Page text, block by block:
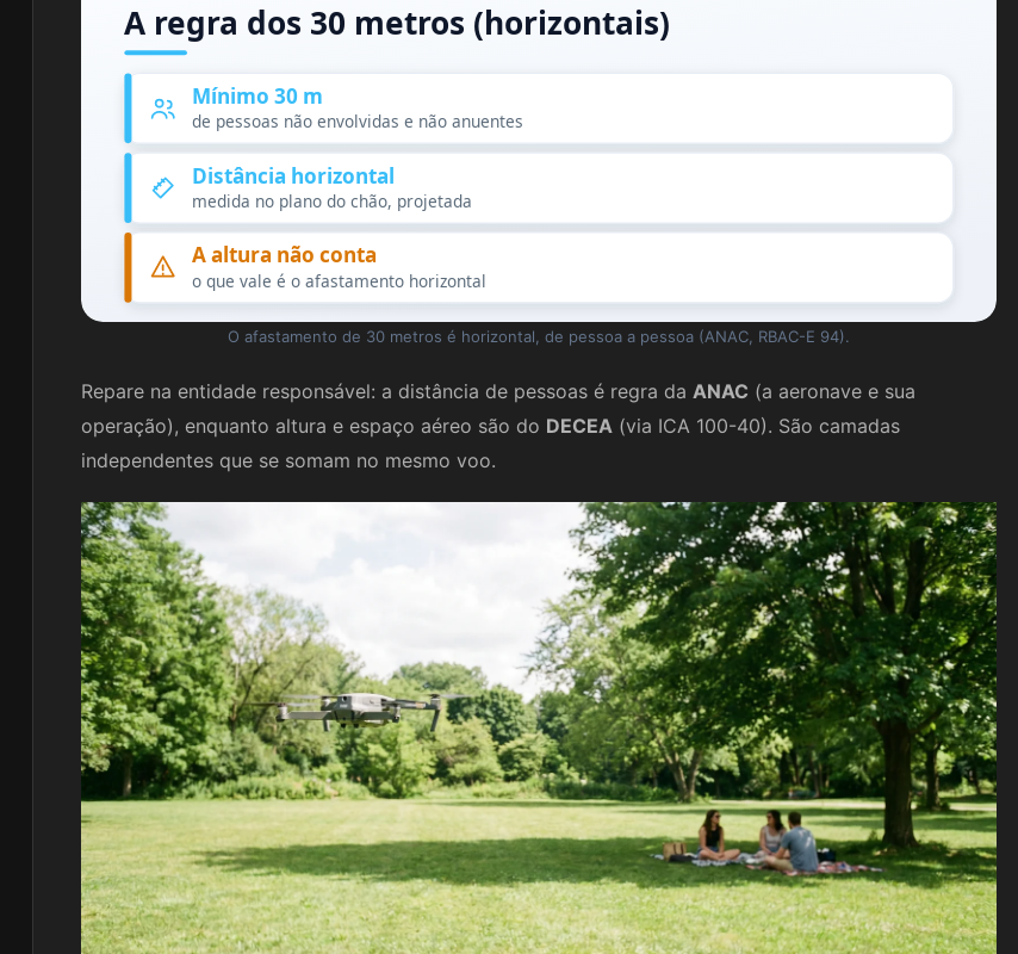
A regra dos 30 metros (horizontais)
Mínimo 30 m
de pessoas não envolvidas e não anuentes
Distância horizontal
medida no plano do chão, projetada
A altura não conta
o que vale é o afastamento horizontal
O afastamento de 30 metros é horizontal, de pessoa a pessoa (ANAC, RBAC-E 94).
Repare na entidade responsável: a distância de pessoas é regra da ANAC (a aeronave e sua
operação), enquanto altura e espaço aéreo são do DECEA (via ICA 100-40). São camadas
independentes que se somam no mesmo voo.